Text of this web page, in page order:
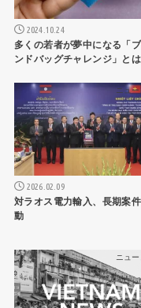
2024.10.24
多くの若者が夢中になる「
ンドバッグチャレンジ」と
ニュー
2026.02.09
対ラオス電力輸入、長期案
動
ニュ